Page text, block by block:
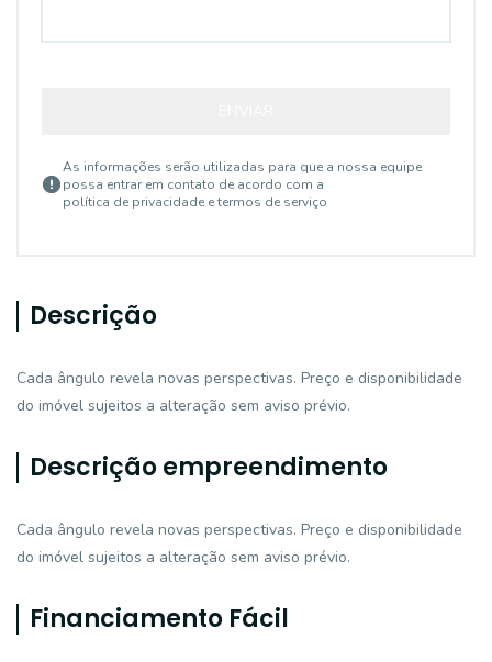
As informações serão utilizadas para que a nossa equipe
possa entrar em contato de acordo com a
política de privacidade e termos de serviço
Descrição
Cada ângulo revela novas perspectivas. Preço e disponibilidade
do imóvel sujeitos a alteração sem aviso prévio.
Descrição empreendimento
Cada ângulo revela novas perspectivas. Preço e disponibilidade
do imóvel sujeitos a alteração sem aviso prévio.
Financiamento Fácil